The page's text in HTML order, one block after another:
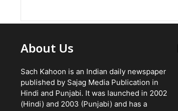
About Us
Sach Kahoon is an Indian daily newspaper
published by Sajag Media Publication in
Hindi and Punjabi. It was launched in 2002
(Hindi) and 2003 (Punjabi) and has a